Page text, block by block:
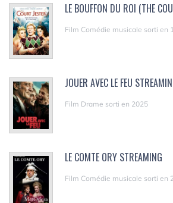
LE BOUFFON DU ROI (THE
Film Comédie musicale sorti en
JOUER AVEC LE FEU
Film Drame sorti en 2025
LE COMTE ORY STREAMING
Film Comédie musicale sorti en